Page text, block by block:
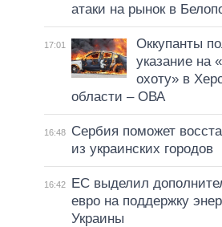
атаки на рынок в
17:01
Оккупанты
указание на
охоту» в
области – ОВА
16:48
Сербия поможет
из украинских городов
16:42
ЕС выделил
евро на поддержку
Украины